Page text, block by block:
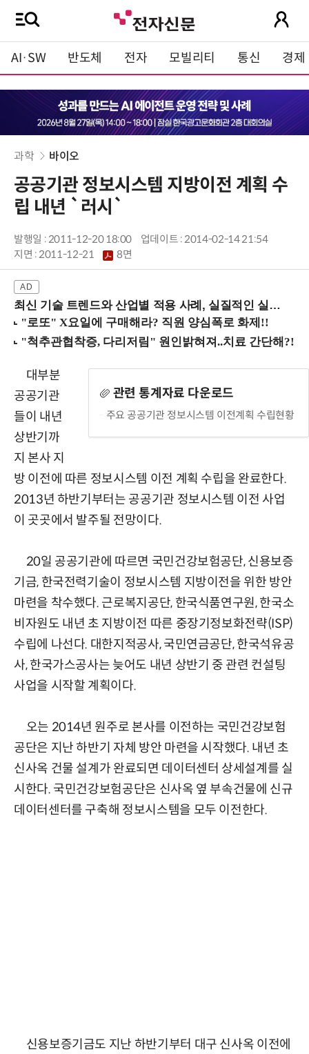
AI·SW 반도체 전자 모빌리티 통신 경제
과학 바이오
공공기관 정보시스템 지방이전 계획 수
립 내년 `러시`
발행일 : 2011-12-20 18:00
업데이트 : 2014-02-14 21:54
지면 :2011-12-21 8면
최신 기술 트렌드와 산업별 적용 사례, 실질적인 실행 전략을 공유 (9/18 양재역)
관련 통계자료 다운로드
주요 공공기관 정보시스템 이전계획 수립현황
대부분
공공기관
들이 내년
상반기까
지 본사 지
방 이전에 따른 정보시스템 이전 계획 수립을 완료한다.
2013년 하반기부터는 공공기관 정보시스템 이전 사업
이 곳곳에서 발주될 전망이다.
20일 공공기관에 따르면 국민건강보험공단, 신용보증
기금, 한국전력기술이 정보시스템 지방이전을 위한 방안
마련을 착수했다. 근로복지공단, 한국식품연구원, 한국소
비자원도 내년 초 지방이전 따른 중장기정보화전략(ISP)
수립에 나선다. 대한지적공사, 국민연금공단, 한국석유공
사, 한국가스공사는 늦어도 내년 상반기 중 관련 컨설팅
사업을 시작할 계획이다.
오는 2014년 원주로 본사를 이전하는 국민건강보험
공단은 지난 하반기 자체 방안 마련을 시작했다. 내년 초
신사옥 건물 설계가 완료되면 데이터센터 상세설계를 실
시한다. 국민건강보험공단은 신사옥 옆 부속건물에 신규
데이터센터를 구축해 정보시스템을 모두 이전한다.
신용보증기금도 지난 하반기부터 대구 신사옥 이전에